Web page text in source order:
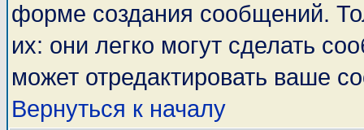
форме создания сообщений.
их: они легко могут сделать
может отредактировать ваше
Вернуться к началу